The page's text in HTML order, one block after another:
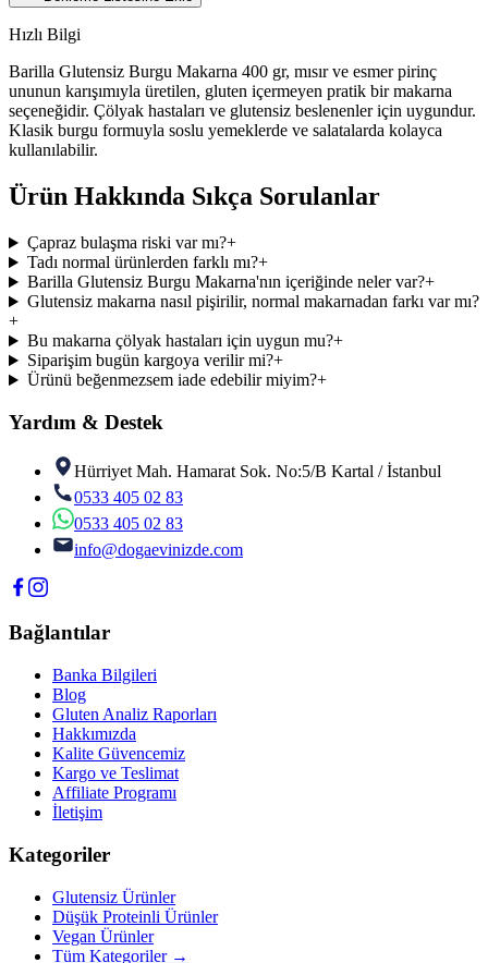
Hızlı Bilgi
Barilla Glutensiz Burgu Makarna 400 gr, mısır ve esmer pirinç
ununun karışımıyla üretilen, gluten içermeyen pratik bir makarna
seçeneğidir. Çölyak hastaları ve glutensiz beslenenler için uygundur.
Klasik burgu formuyla soslu yemeklerde ve salatalarda kolayca
kullanılabilir.
Ürün Hakkında Sıkça Sorulanlar
Çapraz bulaşma riski var mı?+
Tadı normal ürünlerden farklı mı?+
Barilla Glutensiz Burgu Makarna'nın içeriğinde neler var?+
Glutensiz makarna nasıl pişirilir, normal makarnadan farkı var mı?
+
Bu makarna çölyak hastaları için uygun mu?+
Siparişim bugün kargoya verilir mi?+
Ürünü beğenmezsem iade edebilir miyim?+
Yardım & Destek
Hürriyet Mah. Hamarat Sok. No:5/B Kartal / İstanbul
0533 405 02 83
0533 405 02 83
info@dogaevinizde.com
Bağlantılar
Banka Bilgileri
Blog
Gluten Analiz Raporları
Hakkımızda
Kalite Güvencemiz
Kargo ve Teslimat
Affiliate Programı
İletişim
Kategoriler
Glutensiz Ürünler
Düşük Proteinli Ürünler
Vegan Ürünler
Tüm Kategoriler →